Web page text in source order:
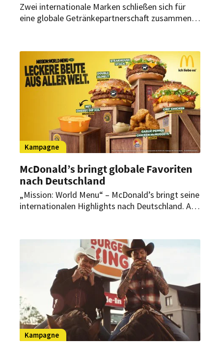
Zwei internationale Marken schließen sich für
eine globale Getränkepartnerschaft zusammen.
Kampagne
McDonald’s bringt globale Favoriten
nach Deutschland
„Mission: World Menu“ – McDonald’s bringt seine
internationalen Highlights nach Deutschland. Ab
Kampagne